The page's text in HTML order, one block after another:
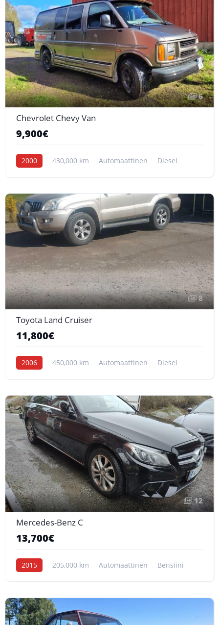
6
Chevrolet Chevy Van
9,900€
2000 430,000 km Automaattinen Diesel
8
Toyota Land Cruiser
11,800€
2006 450,000 km Automaattinen Diesel
12
Mercedes-Benz C
13,700€
2015 205,000 km Automaattinen Bensiini